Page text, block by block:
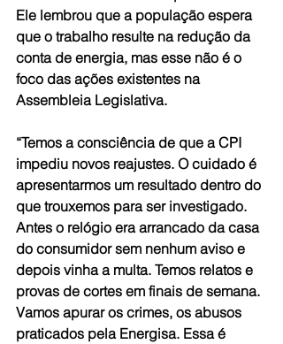
Ele lembrou que a população espera
que o trabalho resulte na redução da
conta de energia, mas esse não é o
foco das ações existentes na
Assembleia Legislativa.
“Temos a consciência de que a CPI
impediu novos reajustes. O cuidado é
apresentarmos um resultado dentro do
que trouxemos para ser investigado.
Antes o relógio era arrancado da casa
do consumidor sem nenhum aviso e
depois vinha a multa. Temos relatos e
provas de cortes em finais de semana.
Vamos apurar os crimes, os abusos
praticados pela Energisa. Essa é